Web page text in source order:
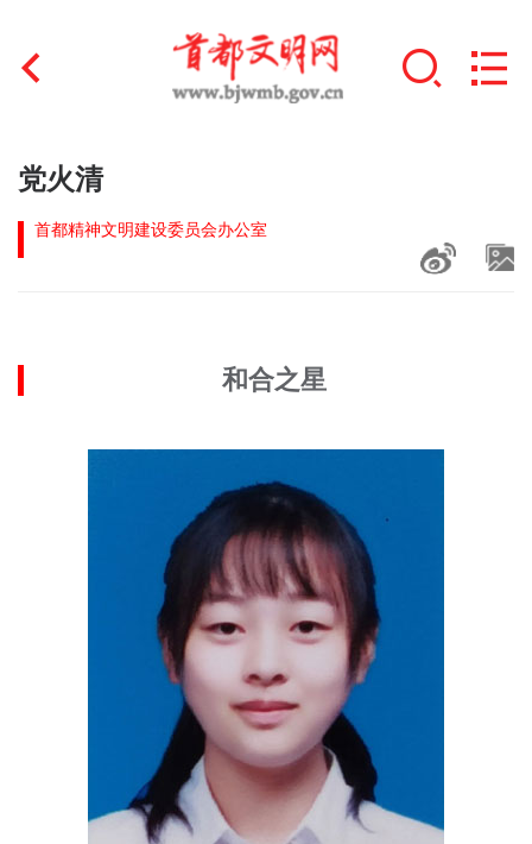
首页
文明创建
未成年人思想道德建设
榜样人物
北京宣传文化引导基金
宣传思想文化人才
党火清
首都精神文明建设委员会办公室
和合之星